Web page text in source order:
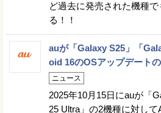
ど過去に発売された機種
る！！
auが「Galaxy S25」「
oid 16のOSアップデート
ニュース
2025年10月15日にauが「
25 Ultra」の2機種に対し